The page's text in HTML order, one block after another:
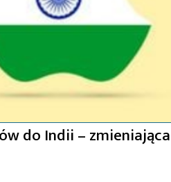
do Indii –